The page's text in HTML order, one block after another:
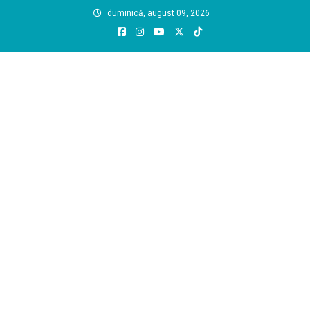
duminică, august 09, 2026